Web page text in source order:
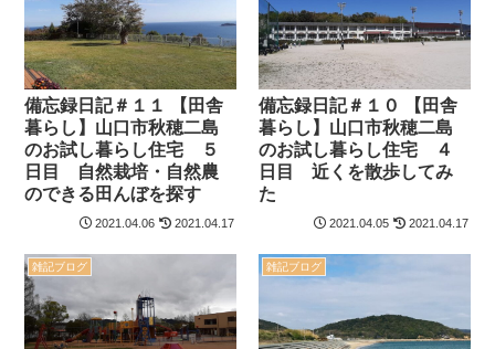
備忘録日記＃１１ 【田舎
暮らし】山口市秋穂二島
のお試し暮らし住宅 ５
日目 自然栽培・自然農
のできる田んぼを探す
2021.04.06 2021.04.17
備忘録日記＃１０ 【田舎
暮らし】山口市秋穂二島
のお試し暮らし住宅 ４
日目 近くを散歩してみ
た
2021.04.05 2021.04.17
雑記ブログ 雑記ブログ